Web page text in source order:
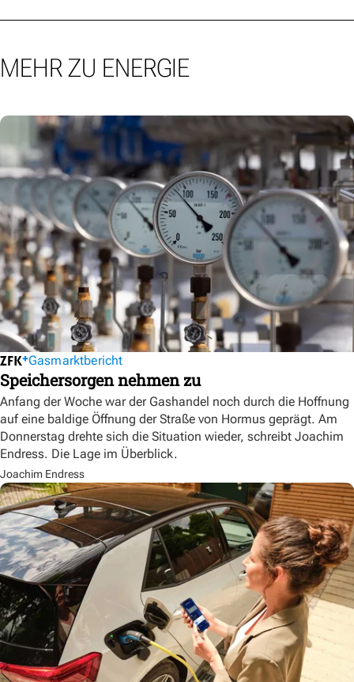
MEHR ZU ENERGIE
Gasmarktbericht
Speichersorgen nehmen zu
Anfang der Woche war der Gashandel noch durch die Hoffnung
auf eine baldige Öffnung der Straße von Hormus geprägt. Am
Donnerstag drehte sich die Situation wieder, schreibt Joachim
Endress. Die Lage im Überblick.
Joachim Endress